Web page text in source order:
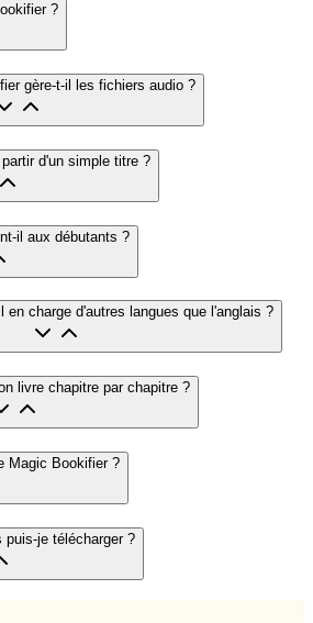
?
gère-t-il les fichiers audio ?
d'un simple titre ?
il aux débutants ?
en charge d'autres langues que l'anglais ?
livre chapitre par chapitre ?
Magic Bookifier ?
je télécharger ?